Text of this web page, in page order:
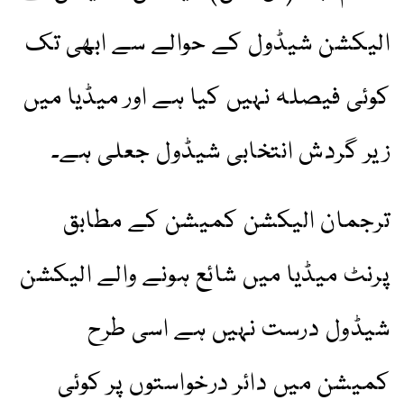
الیکشن شیڈول کے حوالے سے ابھی تک
کوئی فیصلہ نہیں کیا ہے اور میڈیا میں
زیر گردش انتخابی شیڈول جعلی ہے۔
ترجمان الیکشن کمیشن کے مطابق
پرنٹ میڈیا میں شائع ہونے والے الیکشن
شیڈول درست نہیں ہے اسی طرح
کمیشن میں دائر درخواستوں پر کوئی